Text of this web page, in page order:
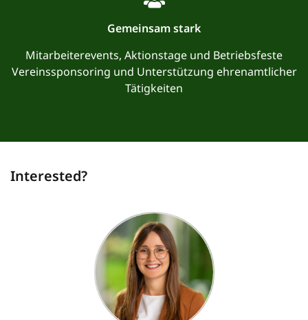
Gemeinsam stark
Mitarbeiterevents, Aktionstage und Betriebsfeste
Vereinssponsoring und Unterstützung ehrenamtlicher
Tätigkeiten
Interested?